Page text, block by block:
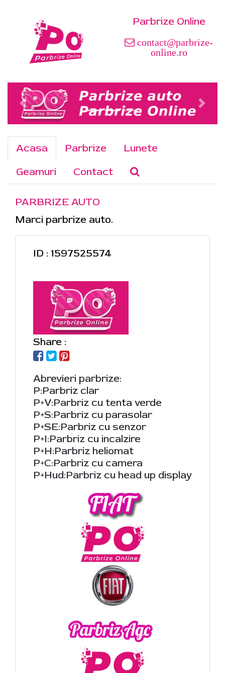
Parbrize Online
contact@parbrize-
online.ro
Acasa Parbrize
Lunete
Geamuri
Contact
PARBRIZE AUTO
Marci parbrize auto.
ID : 1597525574
Share :
Abrevieri parbrize:
P:Parbriz clar
P+V:Parbriz cu tenta verde
P+S:Parbriz cu parasolar
P+SE:Parbriz cu senzor
P+I:Parbriz cu incalzire
P+H:Parbriz heliomat
P+C:Parbriz cu camera
P+Hud:Parbriz cu head up display